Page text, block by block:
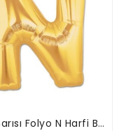
Altın Sarısı Folyo N Harfi Balon 1 Metre